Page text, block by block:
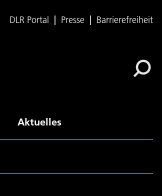
DLR Portal Presse Barrierefreiheit
Aktuelles